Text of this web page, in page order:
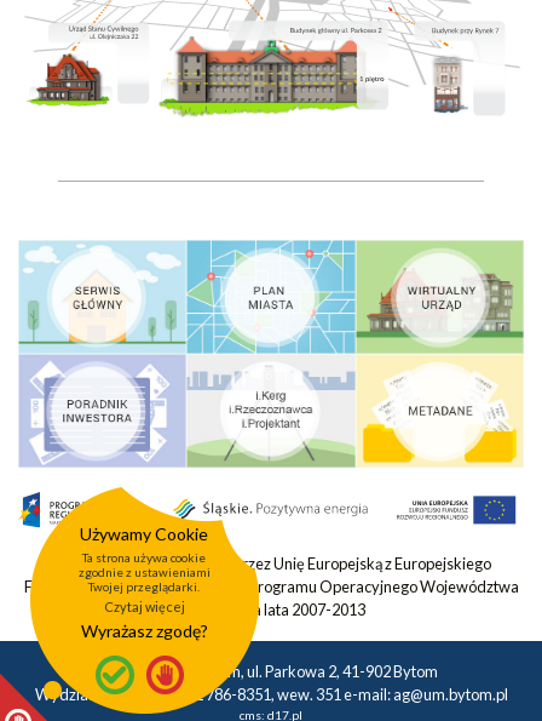
Projekt współfinansowany przez Unię Europejską z Europejskiego
Funduszu Rozwoju Regionalnego Programu Operacyjnego Województwa
Śląskiego na lata 2007-2013
Urząd Miasta Bytom, ul. Parkowa 2, 41-902 Bytom
Wydział Geodezji tel.: 32 786-8351, wew. 351 e-mail:ag@um.bytom.pl
cms: d17.pl
Używamy Cookie
Ta strona używa cookie
zgodnie z ustawieniami
Twojej przeglądarki.
Czytaj więcej
Wyrażasz zgodę?